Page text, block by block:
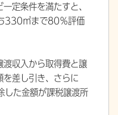
定条件を満たすと、
330㎡まで80％評価
渡収入から取得費と譲
を差し引き、さらに
た金額が課税譲渡所